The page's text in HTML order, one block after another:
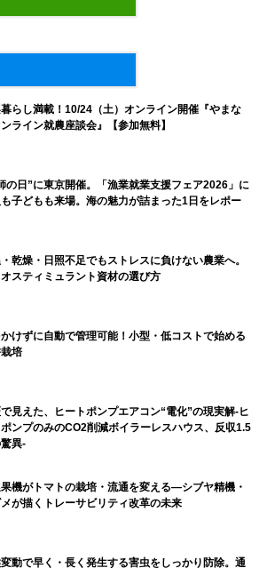
らし満載！10/24（土）オンライン開催『やまな
ライン就農座談会』【参加無料】
の日”に東京開催。「漁業就業支援フェア2026」に
子どもも来場。海の魅力が詰まった1日をレポー
乾燥・日照不足でもストレスに負けない農業へ。
スティミュラント資材の選び方
けずに自動で管理可能！小型・低コストで始める
培
見えた、ヒートポンプエアコン“電化”の現実解-ヒ
ンプのみのCO2削減ボイラーレスハウス、反収1.5
異-
機がトマトの栽培・流通を変える―シブヤ精機・
が描くトレーサビリティ改革の未来
動で早く・長く発生する害虫をしっかり防除。通